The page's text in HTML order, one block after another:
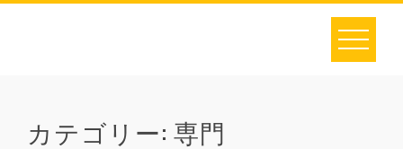
Skip
カテゴリー: 専門